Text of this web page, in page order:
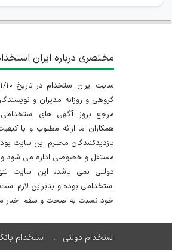
مختصری درباره ایران
گروهی و روزانه مدیران و
مرجع بروز آگهی های
همکاران ما ارائه مطلوب و با
بازدیدکنندگان محترم این سایت
مستقل و خصوصی اداره می شود و
دولتی نمی باشد، این سایت
استخدامی بوده و بنابراین لازم
خود نسبت به صحت و سقم اخبار
استخدام دولتی استخدام